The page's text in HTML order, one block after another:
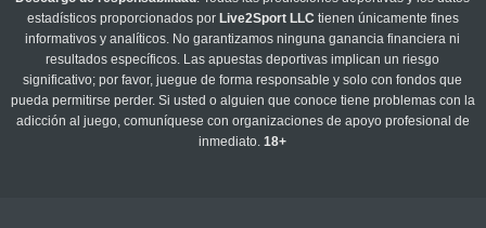
estadísticos proporcionados por Live2Sport LLC tienen únicamente fines
informativos y analíticos. No garantizamos ninguna ganancia financiera ni
resultados específicos. Las apuestas deportivas implican un riesgo
significativo; por favor, juegue de forma responsable y solo con fondos que
pueda permitirse perder. Si usted o alguien que conoce tiene problemas con la
adicción al juego, comuníquese con organizaciones de apoyo profesional de
inmediato.18+